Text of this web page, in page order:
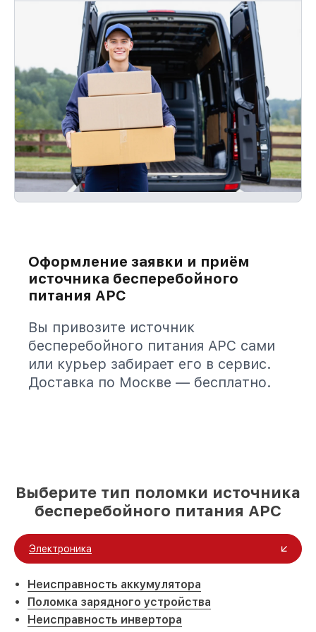
Оформление заявки и приём
источника бесперебойного
питания APC
Вы привозите источник
бесперебойного питания APC сами
или курьер забирает его в сервис.
Доставка по Москве — бесплатно.
Выберите тип поломки источника
бесперебойного питания APC
Электроника
Неисправность аккумулятора
Поломка зарядного устройства
Неисправность инвертора